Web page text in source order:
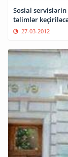
Sosial
təlimlər
27-03-2012